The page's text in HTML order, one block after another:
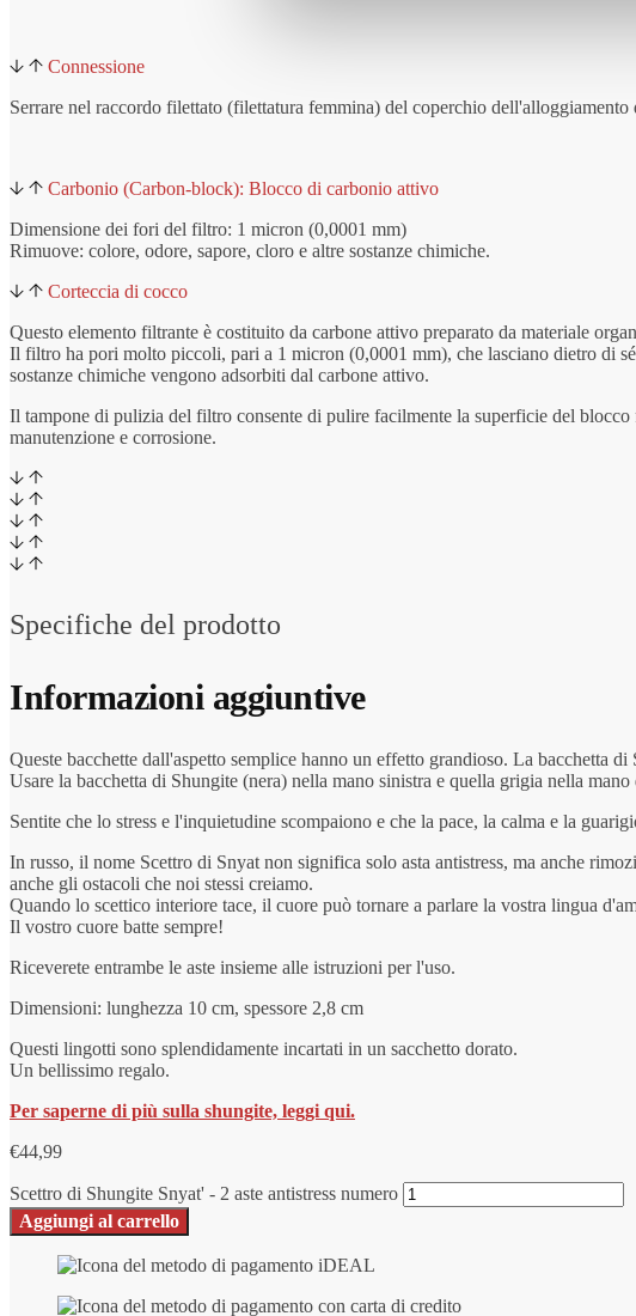
Connessione
Serrare nel raccordo filettato (filettatura femmina) del coperchio dell'alloggiamento
Carbonio (Carbon-block): Blocco di carbonio attivo
Dimensione dei fori del filtro: 1 micron (0,0001 mm)
Rimuove: colore, odore, sapore, cloro e altre sostanze chimiche.
Corteccia di cocco
Questo elemento filtrante è costituito da carbone attivo preparato da materiale
Il filtro ha pori molto piccoli, pari a 1 micron (0,0001 mm), che lasciano dietro di
sostanze chimiche vengono adsorbiti dal carbone attivo.
Il tampone di pulizia del filtro consente di pulire facilmente la superficie del
manutenzione e corrosione.
Specifiche del prodotto
Informazioni aggiuntive
Queste bacchette dall'aspetto semplice hanno un effetto grandioso. La bacchetta
Usare la bacchetta di Shungite (nera) nella mano sinistra e quella grigia nella mano
Sentite che lo stress e l'inquietudine scompaiono e che la pace, la calma e la
In russo, il nome Scettro di Snyat non significa solo asta antistress, ma anche
anche gli ostacoli che noi stessi creiamo.
Quando lo scettico interiore tace, il cuore può tornare a parlare la vostra lingua
Il vostro cuore batte sempre!
Riceverete entrambe le aste insieme alle istruzioni per l'uso.
Dimensioni: lunghezza 10 cm, spessore 2,8 cm
Questi lingotti sono splendidamente incartati in un sacchetto dorato.
Un bellissimo regalo.
Per saperne di più sulla shungite, leggi qui.
€44,99
Scettro di Shungite Snyat' - 2 aste antistress numero
Aggiungi al carrello